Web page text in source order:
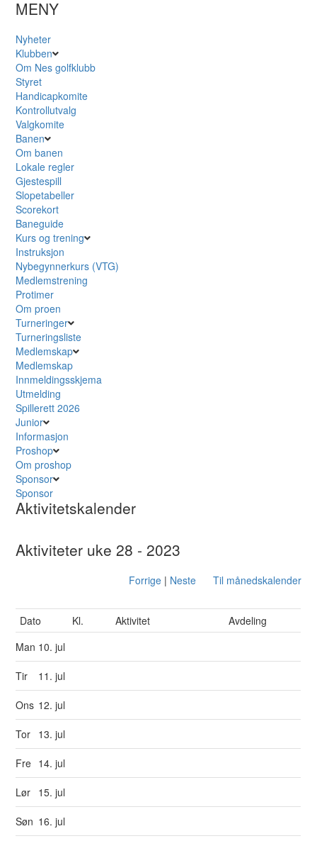
MENY
Nyheter
Klubben
Om Nes golfklubb
Styret
Handicapkomite
Kontrollutvalg
Valgkomite
Banen
Om banen
Lokale regler
Gjestespill
Slopetabeller
Scorekort
Baneguide
Kurs og trening
Instruksjon
Nybegynnerkurs (VTG)
Medlemstrening
Protimer
Om proen
Turneringer
Turneringsliste
Medlemskap
Medlemskap
Innmeldingsskjema
Utmelding
Spillerett 2026
Junior
Informasjon
Proshop
Om proshop
Sponsor
Sponsor
Aktivitetskalender
Aktiviteter uke 28 - 2023
Forrige| Neste Til månedskalender
Dato Kl. Aktivitet
Avdeling
Man 10. jul
Tir 11. jul
Ons 12. jul
Tor 13. jul
Fre 14. jul
Lør 15. jul
Søn 16. jul